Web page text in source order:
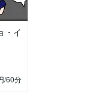
・イ
/60分